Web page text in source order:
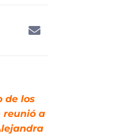
de los
reunió a